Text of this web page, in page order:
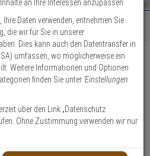
1m für
an Ihre Interessen anzupassen.
, Ihre Daten verwenden, entnehmen Sie
die wir für Sie in unserer
Dies kann auch den Datentransfer in
umfassen, wo möglicherweise ein
Weitere Informationen und Optionen
finden Sie unter 'Einstellungen
über den Link „Datenschutz
Ohne Zustimmung verwenden wir nur